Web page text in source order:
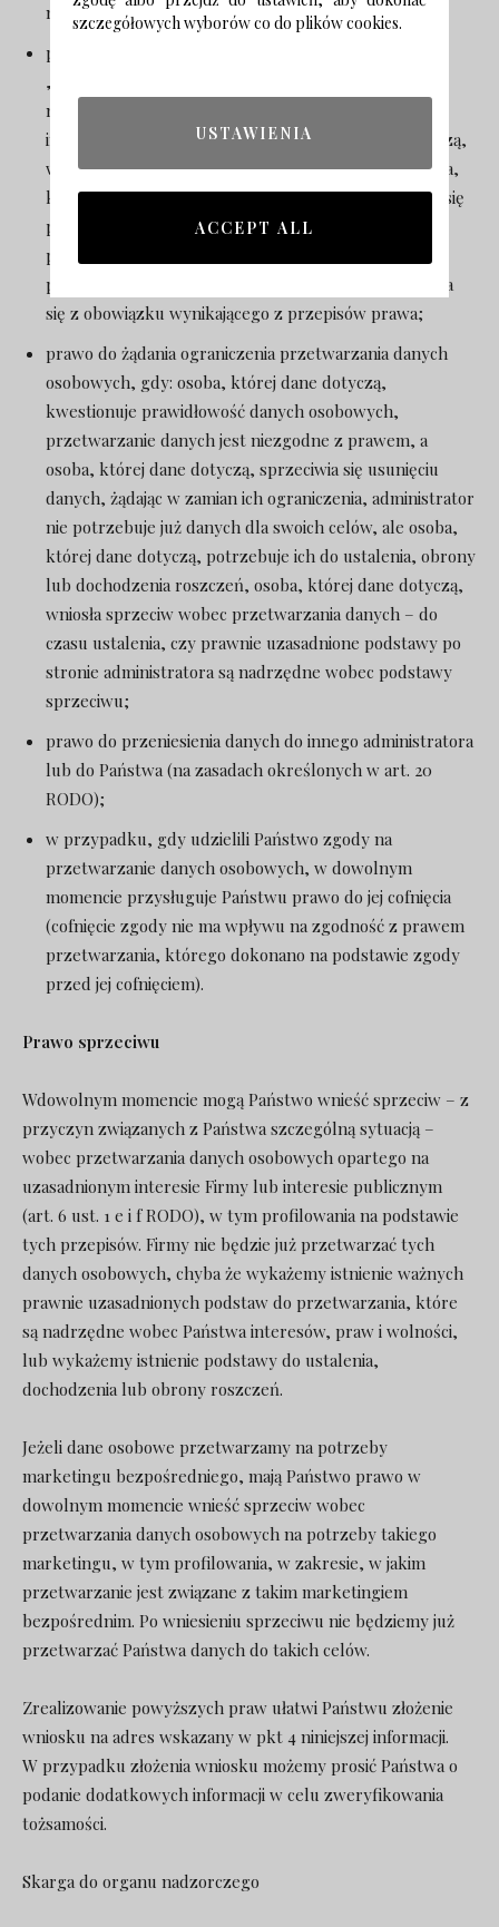
niekompletne;
prawo do żądania usunięcia danych osobowych (tzw.
„prawo do bycia zapominanym”), gdy: dane nie są już
niezbędne do celów, dla których były zebrane lub w
inny sposób przetwarzane, osoba, której dane dotyczą,
wniosła sprzeciw wobec przetwarzania danych, osoba,
której dane dotyczą, cofnęła zgodę, na której opiera się
przetwarzanie i nie ma innej podstawy prawnej
przetwarzania, dane przetwarzane są niezgodnie z
prawem, dane muszą być usunięte w celu wywiązania
się z obowiązku wynikającego z przepisów prawa;
prawo do żądania ograniczenia przetwarzania danych
osobowych, gdy: osoba, której dane dotyczą,
kwestionuje prawidłowość danych osobowych,
przetwarzanie danych jest niezgodne z prawem, a
osoba, której dane dotyczą, sprzeciwia się usunięciu
danych, żądając w zamian ich ograniczenia, administrator
nie potrzebuje już danych dla swoich celów, ale osoba,
której dane dotyczą, potrzebuje ich do ustalenia, obrony
lub dochodzenia roszczeń, osoba, której dane dotyczą,
wniosła sprzeciw wobec przetwarzania danych – do
czasu ustalenia, czy prawnie uzasadnione podstawy po
stronie administratora są nadrzędne wobec podstawy
sprzeciwu;
prawo do przeniesienia danych do innego administratora
lub do Państwa (na zasadach określonych w art. 20
RODO);
w przypadku, gdy udzielili Państwo zgody na
przetwarzanie danych osobowych, w dowolnym
momencie przysługuje Państwu prawo do jej cofnięcia
(cofnięcie zgody nie ma wpływu na zgodność z prawem
przetwarzania, którego dokonano na podstawie zgody
przed jej cofnięciem).
Prawo sprzeciwu
Wdowolnym momencie mogą Państwo wnieść sprzeciw – z
przyczyn związanych z Państwa szczególną sytuacją –
wobec przetwarzania danych osobowych opartego na
uzasadnionym interesie Firmy lub interesie publicznym
(art. 6 ust. 1 e i f RODO), w tym profilowania na podstawie
tych przepisów. Firmy nie będzie już przetwarzać tych
danych osobowych, chyba że wykażemy istnienie ważnych
prawnie uzasadnionych podstaw do przetwarzania, które
są nadrzędne wobec Państwa interesów, praw i wolności,
lub wykażemy istnienie podstawy do ustalenia,
dochodzenia lub obrony roszczeń.
Jeżeli dane osobowe przetwarzamy na potrzeby
marketingu bezpośredniego, mają Państwo prawo w
dowolnym momencie wnieść sprzeciw wobec
przetwarzania danych osobowych na potrzeby takiego
marketingu, w tym profilowania, w zakresie, w jakim
przetwarzanie jest związane z takim marketingiem
bezpośrednim. Po wniesieniu sprzeciwu nie będziemy już
przetwarzać Państwa danych do takich celów.
Zrealizowanie powyższych praw ułatwi Państwu złożenie
wniosku na adres wskazany w pkt 4 niniejszej informacji.
W przypadku złożenia wniosku możemy prosić Państwa o
podanie dodatkowych informacji w celu zweryfikowania
tożsamości.
Skarga do organu nadzorczego
szczegółowych wyborów co do plików cookies.
USTAWIENIA
ACCEPT ALL